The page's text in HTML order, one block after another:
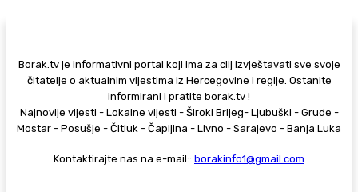
Borak.tv je informativni portal koji ima za cilj izvještavati sve svoje
čitatelje o aktualnim vijestima iz Hercegovine i regije. Ostanite
informirani i pratite borak.tv !
Najnovije vijesti - Lokalne vijesti - Široki Brijeg- Ljubuški - Grude -
Mostar - Posušje - Čitluk - Čapljina - Livno - Sarajevo - Banja Luka
Kontaktirajte nas na e-mail:: borakinfo1@gmail.com